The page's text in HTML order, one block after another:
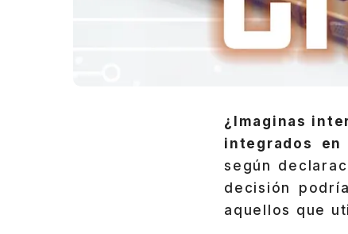
¿Imaginas
integrados en
según
decisión
aquellos que